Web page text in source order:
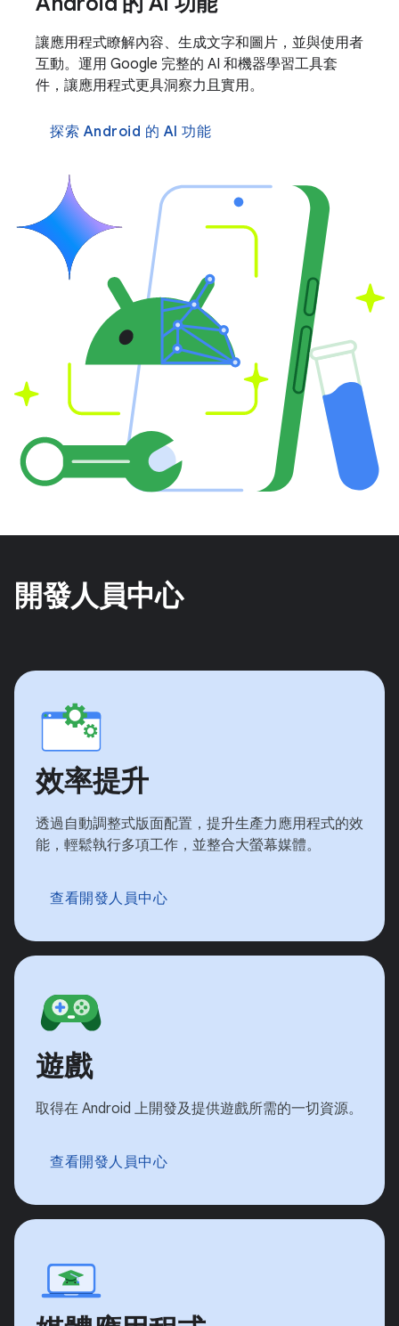
讓應用程式瞭解內容、生成文字和圖片，並與使用者
互動。運用 Google 完整的 AI 和機器學習工具套
件，讓應用程式更具洞察力且實用。
探索 Android 的 AI 功能
開發人員中心
效率提升
透過自動調整式版面配置，提升生產力應用程式的效
能，輕鬆執行多項工作，並整合大螢幕媒體。
查看開發人員中心
遊戲
取得在 Android 上開發及提供遊戲所需的一切資源。
查看開發人員中心